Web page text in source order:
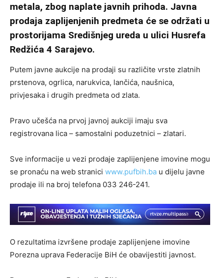
metala, zbog naplate javnih prihoda. Javna
prodaja zaplijenjenih predmeta će se održati u
prostorijama Središnjeg ureda u ulici Husrefa
Redžića 4 Sarajevo.
Putem javne aukcije na prodaji su različite vrste zlatnih
prstenova, ogrlica, narukvica, lančića, naušnica,
privjesaka i drugih predmeta od zlata.
Pravo učešća na prvoj javnoj aukciji imaju sva
registrovana lica – samostalni poduzetnici – zlatari.
Sve informacije u vezi prodaje zaplijenjene imovine mogu
se pronaću na web stranici www.pufbih.ba u dijelu javne
prodaje ili na broj telefona 033 246-241.
O rezultatima izvršene prodaje zaplijenjene imovine
Porezna uprava Federacije BiH će obavijestiti javnost.